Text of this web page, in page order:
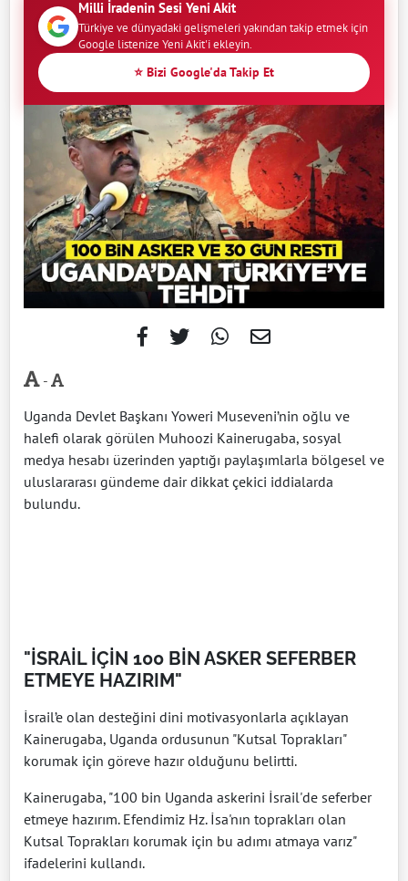
Milli İradenin Sesi Yeni Akit
Türkiye ve dünyadaki gelişmeleri yakından takip etmek için
Google listenize Yeni Akit'i ekleyin.
⭐ Bizi Google'da Takip Et
-
Uganda Devlet Başkanı Yoweri Museveni’nin oğlu ve
halefi olarak görülen Muhoozi Kainerugaba, sosyal
medya hesabı üzerinden yaptığı paylaşımlarla bölgesel ve
uluslararası gündeme dair dikkat çekici iddialarda
bulundu.
"İSRAİL İÇİN 100 BİN ASKER SEFERBER
ETMEYE HAZIRIM"
İsrail’e olan desteğini dini motivasyonlarla açıklayan
Kainerugaba, Uganda ordusunun "Kutsal Toprakları"
korumak için göreve hazır olduğunu belirtti.
Kainerugaba, "100 bin Uganda askerini İsrail'de seferber
etmeye hazırım. Efendimiz Hz. İsa'nın toprakları olan
Kutsal Toprakları korumak için bu adımı atmaya varız"
ifadelerini kullandı.